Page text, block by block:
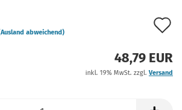
abweichend)
48,79 EUR
inkl. 19% MwSt. zzgl. Versand